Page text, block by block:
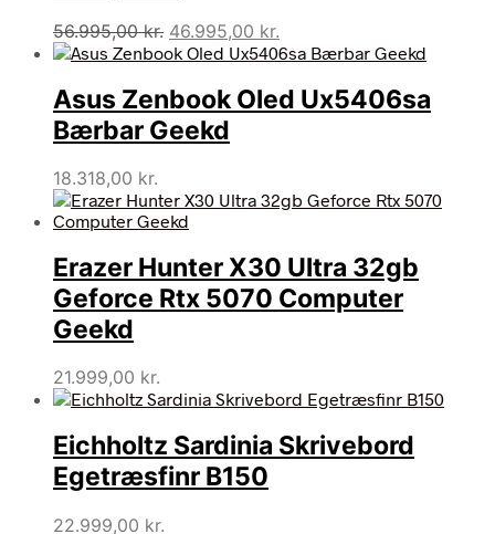
56.995,00kr. Den
oprindelige
var:
56.995,00 kr..
46.995,00 kr.
aktuelle
er:
46.995,00 kr..
Asus Zenbook Oled Ux5406sa
Bærbar Geekd
18.318,00 kr.
Erazer Hunter X30 Ultra 32gb
Geforce Rtx 5070 Computer
Geekd
21.999,00 kr.
Eichholtz Sardinia Skrivebord
Egetræsfinr B150
22.999,00 kr.